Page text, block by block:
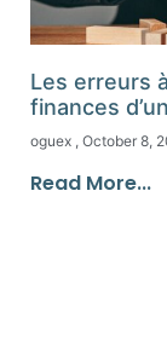
Les erreurs
finances
oguex October 8,
Read More...